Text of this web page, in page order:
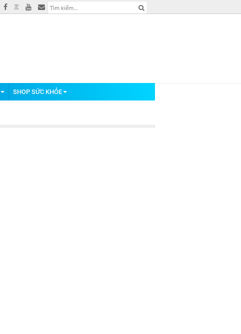
SHOP SỨC KHỎE